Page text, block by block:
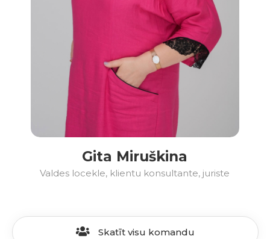
Gita Miruškina
Valdes locekle, klientu konsultante, juriste
Skatīt visu komandu